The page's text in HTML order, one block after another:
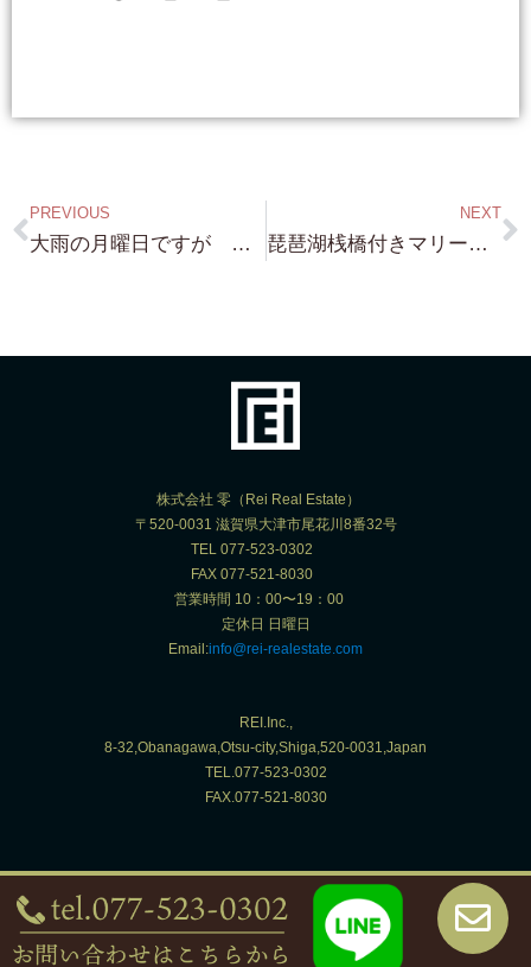
PREVIOUS
大雨の月曜日ですが 今週も 琵琶湖浜付き・琵琶湖別荘・京町家・京都別荘・京都収益物件 案件多数頂いていますので 頑張ります！
NEXT
琵琶湖桟橋付きマリーナを・・実際 こんな買い方を された方が いらっしゃいます！・・・琵琶湖浜付き 桟橋付き物件
株式会社 零（Rei Real Estate）
〒520-0031 滋賀県大津市尾花川8番32号
TEL 077-523-0302
FAX 077-521-8030
営業時間 10：00〜19：00
定休日 日曜日
Email:info@rei-realestate.com
REI.Inc.,
8-32,Obanagawa,Otsu-city,Shiga,520-0031,Japan
TEL.077-523-0302
FAX.077-521-8030